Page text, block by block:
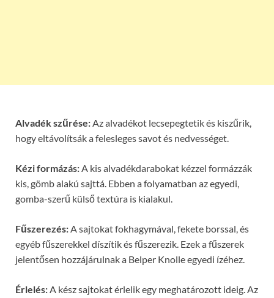
Alvadék szűrése: Az alvadékot lecsepegtetik és kiszűrik,
hogy eltávolítsák a felesleges savot és nedvességet.
Kézi formázás: A kis alvadékdarabokat kézzel formázzák
kis, gömb alakú sajttá. Ebben a folyamatban az egyedi,
gomba-szerű külső textúra is kialakul.
Fűszerezés: A sajtokat fokhagymával, fekete borssal, és
egyéb fűszerekkel díszítik és fűszerezik. Ezek a fűszerek
jelentősen hozzájárulnak a Belper Knolle egyedi ízéhez.
Érlelés: A kész sajtokat érlelik egy meghatározott ideig. Az